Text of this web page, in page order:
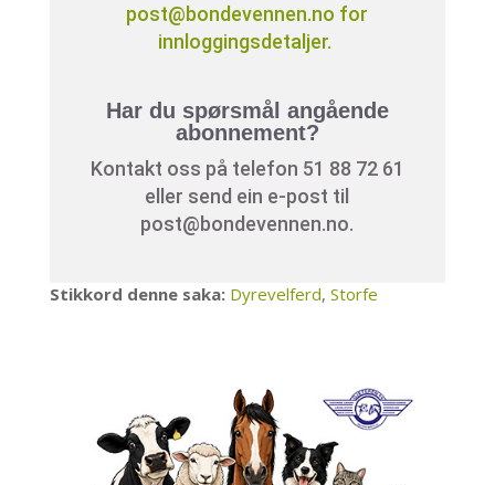
post@bondevennen.no for
innloggingsdetaljer.
Har du spørsmål angående
abonnement?
Kontakt oss på telefon 51 88 72 61
eller send ein e-post til
post@bondevennen.no.
Stikkord denne saka: Dyrevelferd, Storfe